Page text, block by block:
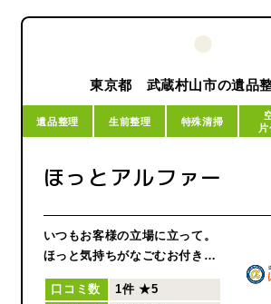
東京都 武蔵村山市の遺品
遺品整理 生前整理 特殊清掃
ほっとアルファー
いつもお客様の立場に立って。
ほっと気持ちがなごむお付き合
いを。私たちは遺品整理を通じ
てお客様のお気持ちに、そっと
口コミ数 1件 ★5